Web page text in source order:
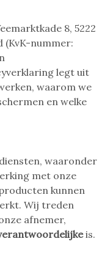
8, 5222
(KvK-nummer:
legt uit
waarom we
en welke
waaronder
met onze
kunnen
Wij treden
afnemer,
is.